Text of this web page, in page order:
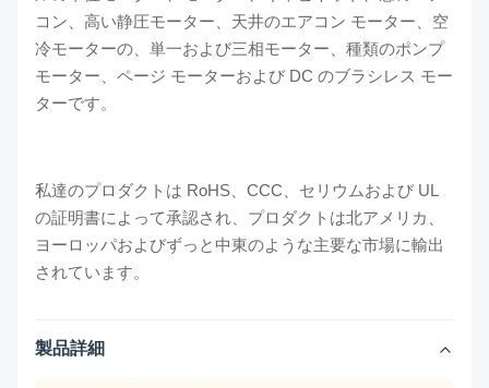
コン、高い静圧モーター、天井のエアコン モーター、空
冷モーターの、単一および三相モーター、種類のポンプ
モーター、ページ モーターおよび DC のブラシレス モー
ターです。
私達のプロダクトは RoHS、CCC、セリウムおよび UL
の証明書によって承認され、プロダクトは北アメリカ、
ヨーロッパおよびずっと中東のような主要な市場に輸出
されています。
製品詳細